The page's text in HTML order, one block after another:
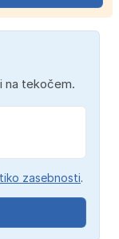
na tekočem.
zasebnosti.